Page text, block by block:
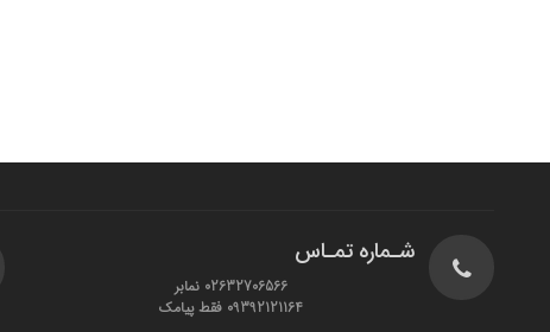
شـماره تمـاس
02632706566 نمابر
09392121164 فقط پیامک